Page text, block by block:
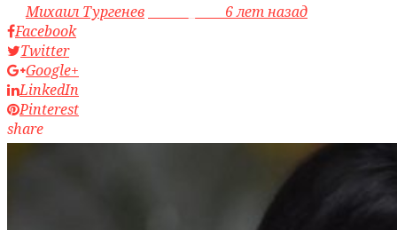
byМихаил Тургенев
6 лет назад
Facebook
Twitter
Google+
LinkedIn
Pinterest
share